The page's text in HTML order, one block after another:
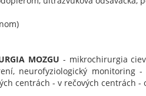
MOZGU - mikrochirurgia
neurofyziologický monitoring
centrách - v rečových centrách